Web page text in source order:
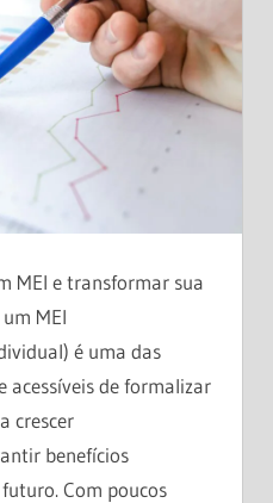
MEI e transformar sua
MEI
é uma das
acessíveis de formalizar
crescer
benefícios
Com poucos